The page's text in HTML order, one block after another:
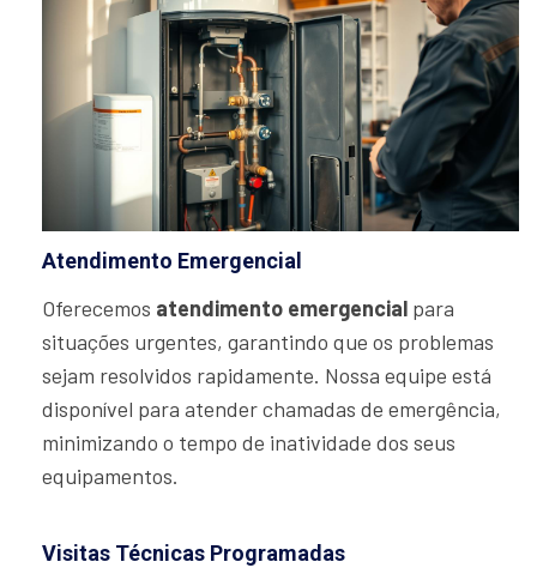
Atendimento Emergencial
Oferecemos atendimento emergencial para
situações urgentes, garantindo que os problemas
sejam resolvidos rapidamente. Nossa equipe está
disponível para atender chamadas de emergência,
minimizando o tempo de inatividade dos seus
equipamentos.
Visitas Técnicas Programadas